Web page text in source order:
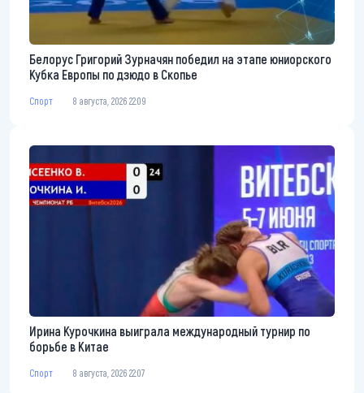
Белорус Григорий Зурначян победил на этапе юниорского
Кубка Европы по дзюдо в Скопье
Спорт 8 августа, 2026 22:09
Ирина Курочкина выиграла международный турнир по
борьбе в Китае
Спорт 8 августа, 2026 22:07